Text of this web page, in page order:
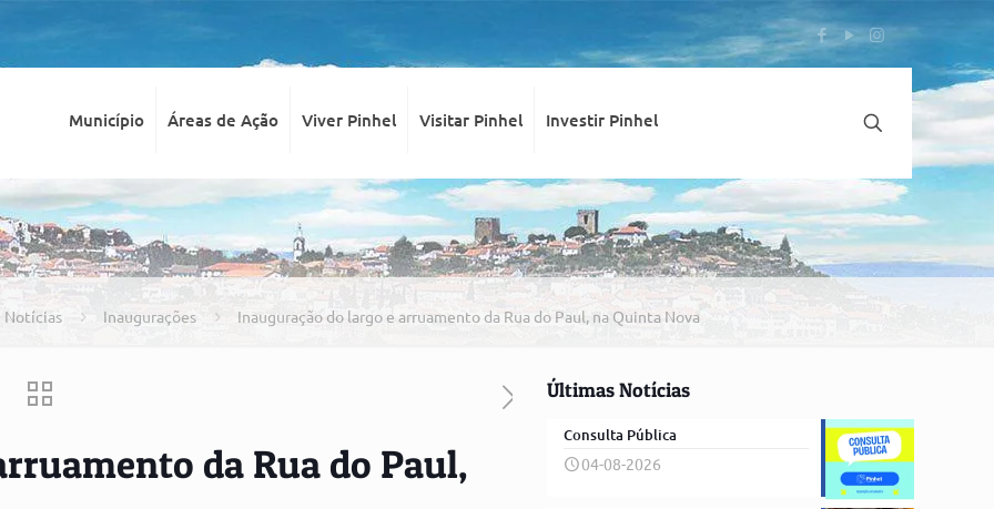
Município Áreas de Ação Viver Pinhel Visitar Pinhel Investir Pinhel
Notícias Inaugurações Inauguração do largo e arruamento da Rua do Paul, na Quinta Nova
da Rua do Paul,
Últimas Notícias
Consulta Pública
04-08-2026